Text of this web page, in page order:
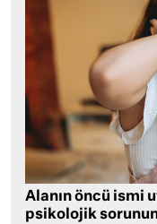
Alanın öncü ismi
psikolojik